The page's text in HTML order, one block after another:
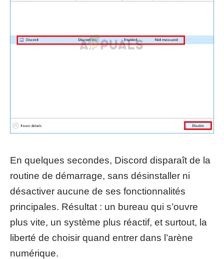
En quelques secondes, Discord disparaît de la
routine de démarrage, sans désinstaller ni
désactiver aucune de ses fonctionnalités
principales. Résultat : un bureau qui s’ouvre
plus vite, un système plus réactif, et surtout, la
liberté de choisir quand entrer dans l’arène
numérique.